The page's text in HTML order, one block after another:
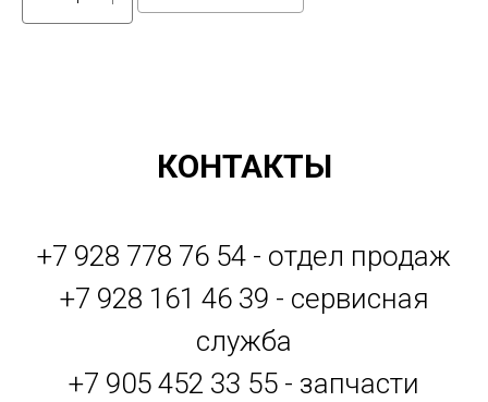
КОНТАКТЫ
+7 928 778 76 54 - отдел продаж
+7 928 161 46 39 - сервисная
служба
+7 905 452 33 55 - запчасти